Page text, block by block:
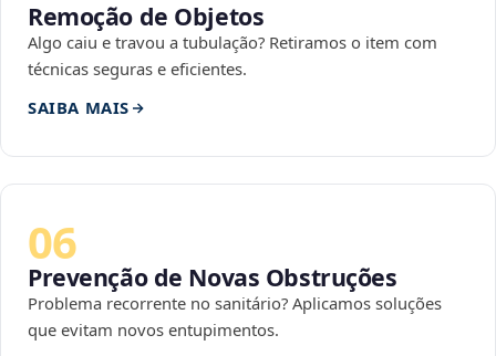
Remoção de Objetos
Algo caiu e travou a tubulação? Retiramos o item com
técnicas seguras e eficientes.
SAIBA MAIS
06
Prevenção de Novas Obstruções
Problema recorrente no sanitário? Aplicamos soluções
que evitam novos entupimentos.